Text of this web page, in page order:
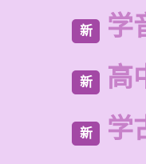
新 学
新 高
新 学